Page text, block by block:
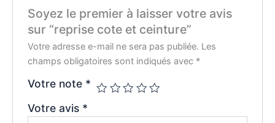
Soyez le premier à laisser votre avis
sur “reprise cote et ceinture”
Votre adresse e-mail ne sera pas publiée. Les
champs obligatoires sont indiqués avec *
Votre note *
Votre avis *